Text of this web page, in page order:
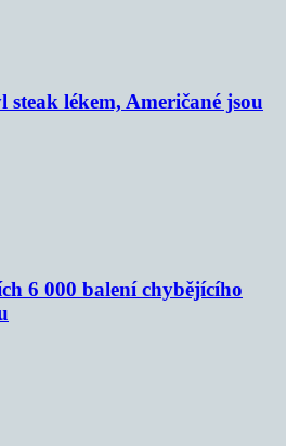
lékem, Američané jsou
6 000 balení chybějícího